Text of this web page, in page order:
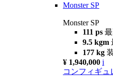
Monster SP
Monster SP
111 ps
9.5 kgm
177 kg
¥ 1,940,000 i
コンフィギュ